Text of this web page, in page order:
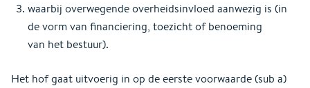
waarbij overwegende overheidsinvloed aanwezig is (in
de vorm van financiering, toezicht of benoeming
van het bestuur).
Het hof gaat uitvoerig in op de eerste voorwaarde (sub a)